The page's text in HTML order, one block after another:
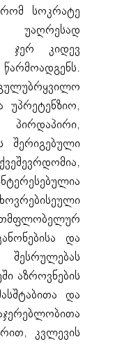
სოკრატე
უაღრესად
ჯერ კიდევ
უპრეტენზიო,
შერიგებული
და
შესრულებას
აზროვნების
და
კვლევის